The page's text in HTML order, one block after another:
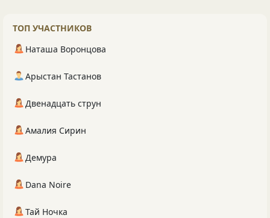
ТОП УЧАСТНИКОВ
Наташа Воронцова
Арыстан Тастанов
Двенадцать струн
Амалия Сирин
Демура
Dana Noire
Тай Ночка